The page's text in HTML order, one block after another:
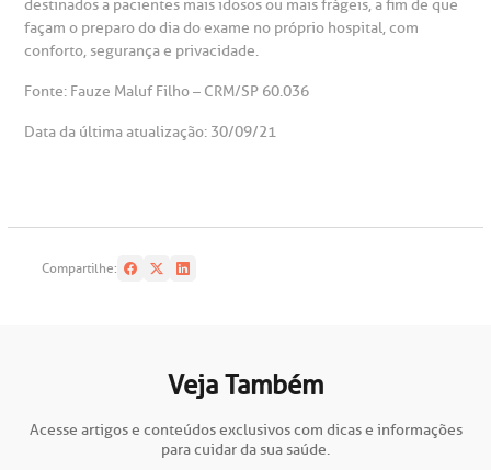
destinados a pacientes mais idosos ou mais frágeis, a fim de que
façam o preparo do dia do exame no próprio hospital, com
conforto, segurança e privacidade.
Fonte: Fauze Maluf Filho – CRM/SP 60.036
Data da última atualização: 30/09/21
Compartilhe:
Veja Também
Acesse artigos e conteúdos exclusivos com dicas e informações
para cuidar da sua saúde.